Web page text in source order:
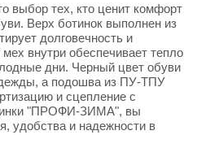
тех, кто ценит комфорт
Верх ботинок выполнен из
долговечность и
внутри обеспечивает тепло
дни. Черный цвет обуви
а подошва из ПУ-ТПУ
и сцепление с
"ПРОФИ-ЗИМА", вы
удобства и надежности в